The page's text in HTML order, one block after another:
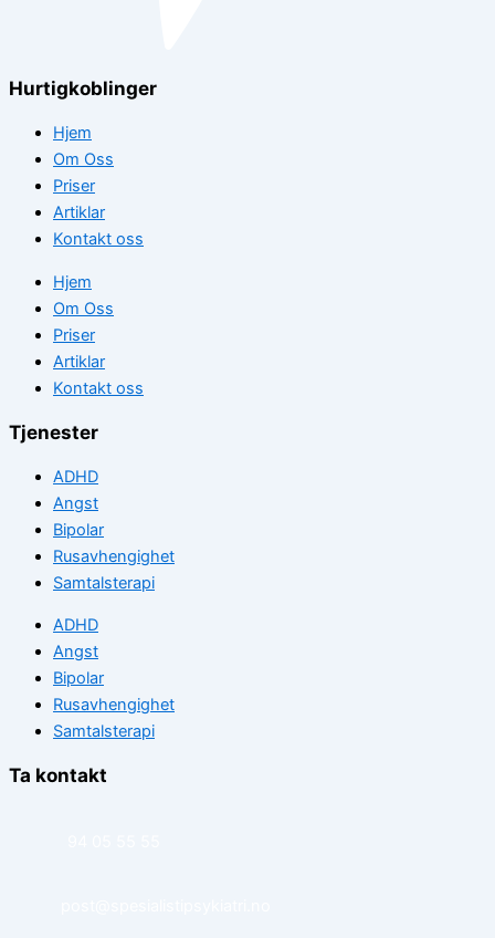
Hurtigkoblinger
Hjem
Om Oss
Priser
Artiklar
Kontakt oss
Hjem
Om Oss
Priser
Artiklar
Kontakt oss
Tjenester
ADHD
Angst
Bipolar
Rusavhengighet
Samtalsterapi
ADHD
Angst
Bipolar
Rusavhengighet
Samtalsterapi
Ta kontakt